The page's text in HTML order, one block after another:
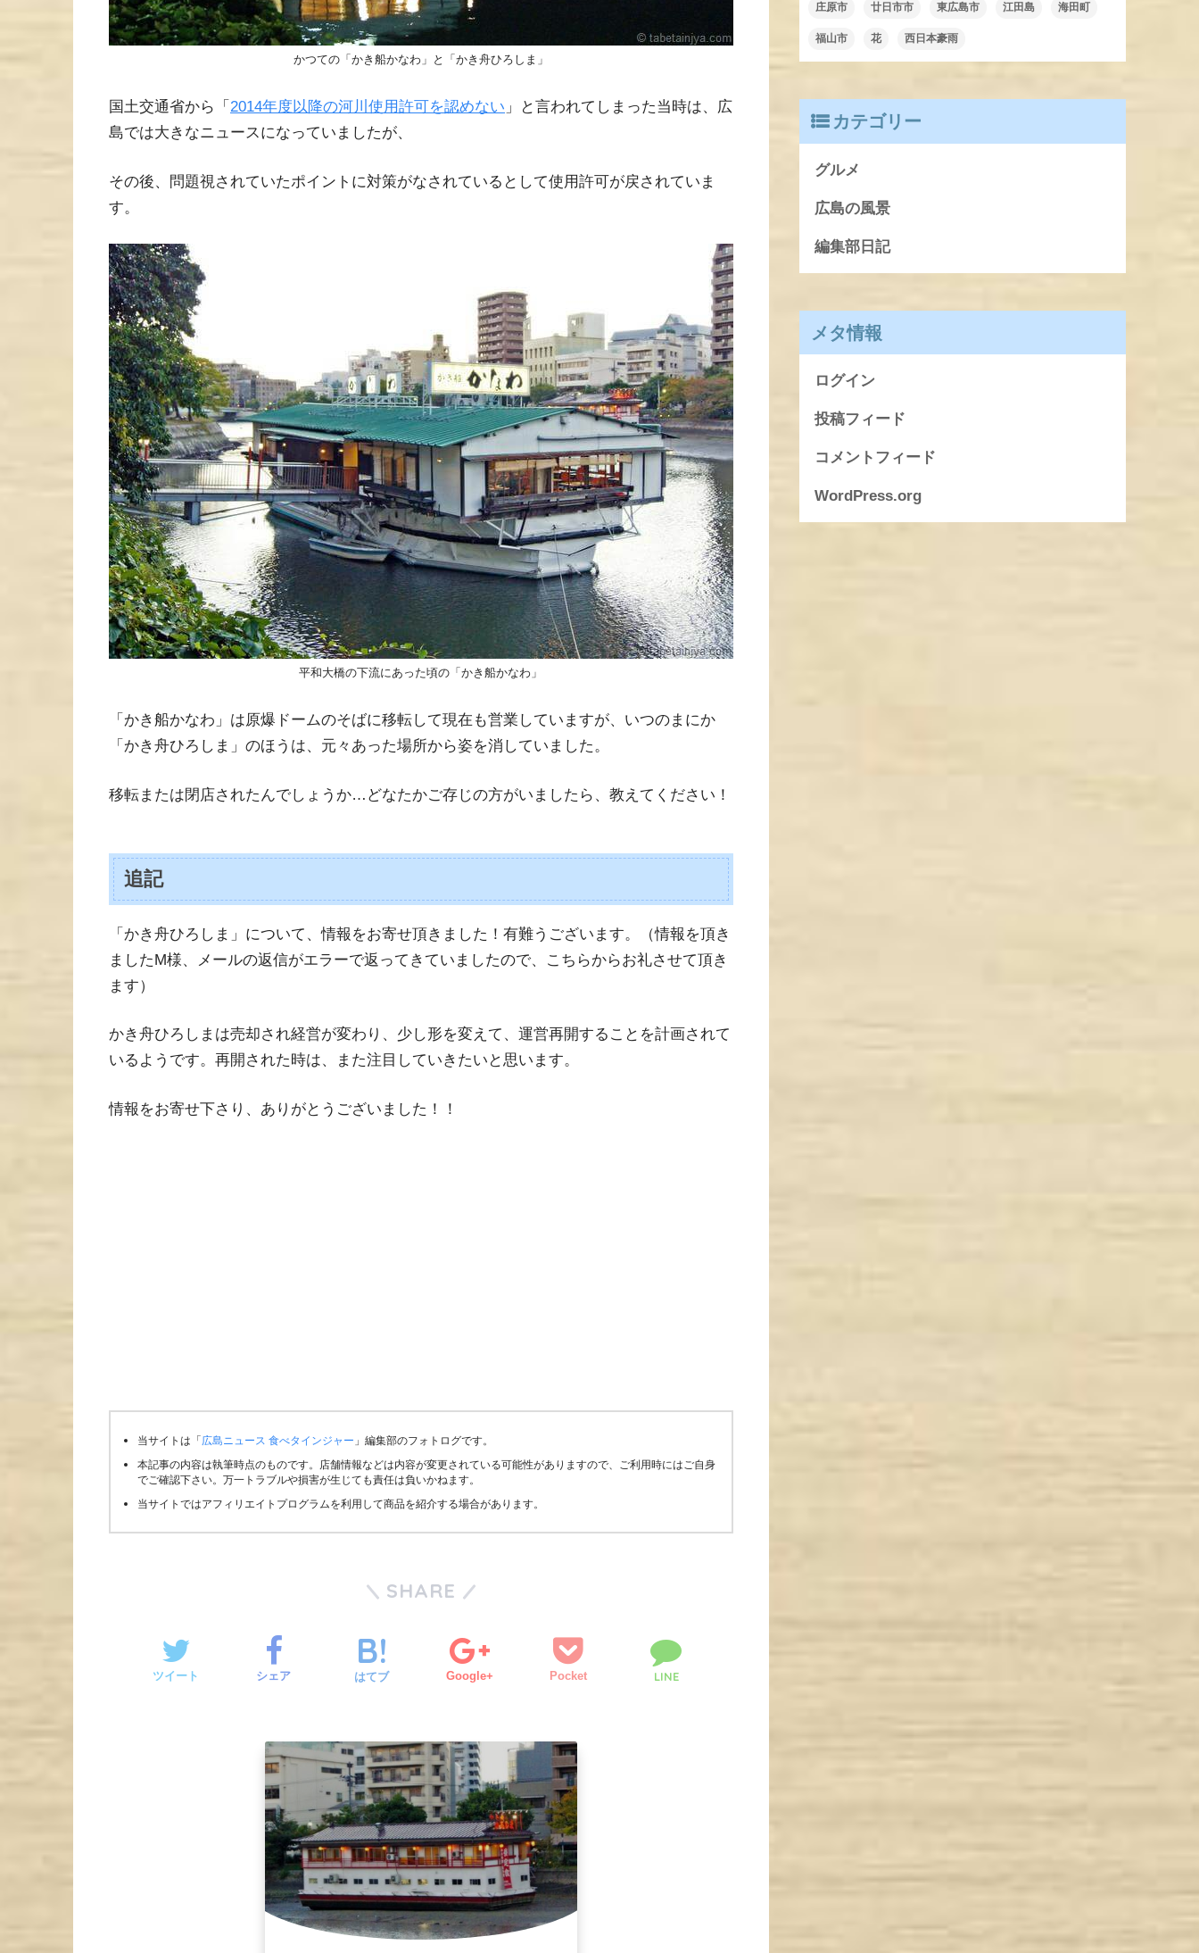
かつての「かき船かなわ」と「かき舟ひろしま」
国土交通省から「 2014年度以降の河川使用許可を認めない 」と言われてしまった当時は、広
島では大きなニュースになっていましたが、
その後、問題視されていたポイントに対策がなされているとして使用許可が戻されていま
す。
平和大橋の下流にあった頃の「かき船かなわ」
「かき船かなわ」は原爆ドームのそばに移転して現在も営業していますが、いつのまにか
「かき舟ひろしま」のほうは、元々あった場所から姿を消していました。
移転または閉店されたんでしょうか…どなたかご存じの方がいましたら、教えてください！
追記
「かき舟ひろしま」について、情報をお寄せ頂きました！有難うございます。（情報を頂き
ましたM様、メールの返信がエラーで返ってきていましたので、こちらからお礼させて頂き
ます）
かき舟ひろしまは売却され経営が変わり、少し形を変えて、運営再開することを計画されて
いるようです。再開された時は、また注目していきたいと思います。
情報をお寄せ下さり、ありがとうございました！！
当サイトは「広島ニュース 食べタインジャー 」編集部のフォトログです。
本記事の内容は執筆時点のものです。店舗情報などは内容が変更されている可能性がありますので、ご利用時にはご自身
でご確認下さい。万一トラブルや損害が生じても責任は負いかねます。
当サイトではアフィリエイトプログラムを利用して商品を紹介する場合があります。
SHARE
ツイート シェア はてブ Google+ Pocket LINE
庄原市 廿日市市 東広島市 江田島 海田町
福山市 花 西日本豪雨
カテゴリー
グルメ
広島の風景
編集部日記
メタ情報
ログイン
投稿フィード
コメントフィード
WordPress.org